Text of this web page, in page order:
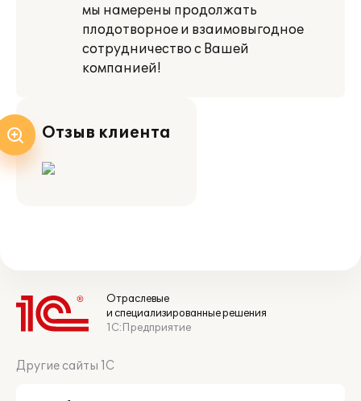
мы намерены продолжать
плодотворное и взаимовыгодное
сотрудничество с Вашей
компанией!
Отзыв клиента
Отраслевые
и специализированные решения
1С:Предприятие
Другие сайты 1С